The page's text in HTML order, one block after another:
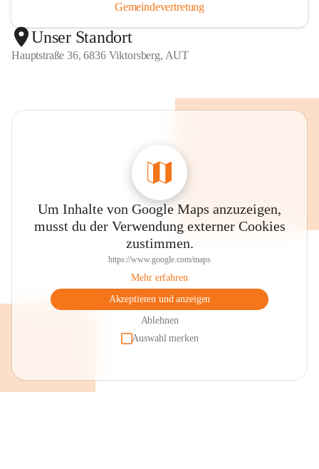
Gemeindevertretung
Unser Standort
Hauptstraße 36, 6836 Viktorsberg, AUT
Um Inhalte von Google Maps anzuzeigen,
musst du der Verwendung externer Cookies
zustimmen.
https://www.google.com/maps
Mehr erfahren
Akzeptieren und anzeigen
Ablehnen
Auswahl merken